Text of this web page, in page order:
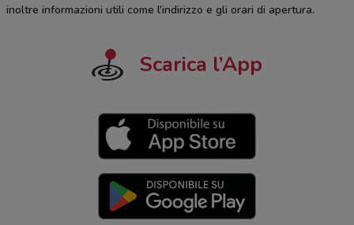
inoltre informazioni utili come l'indirizzo e gli orari di apertura.
Scarica l’App